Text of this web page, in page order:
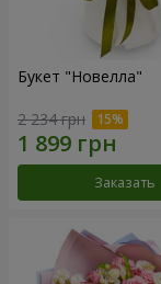
Букет "Новелла"
2 234 грн
Заказать